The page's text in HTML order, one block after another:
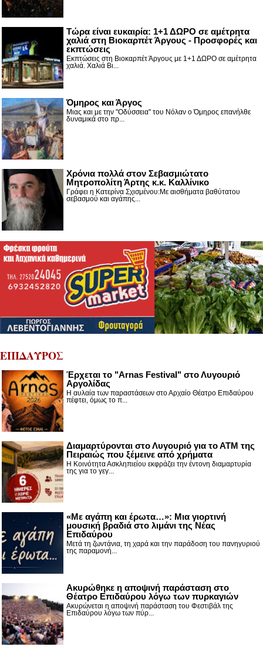
Τώρα είναι ευκαιρία: 1+1 ΔΩΡΟ σε αμέτρητα
χαλιά στη Βιοκαρπέτ Άργους - Προσφορές και
εκπτώσεις
Εκπτώσεις στη Βιοκαρπέτ Άργους με 1+1 ΔΩΡΟ σε αμέτρητα
χαλιά. Χαλιά Βι...
Όμηρος και Άργος
Μιας και με την "Οδύσσεια" του Νόλαν ο Όμηρος επανήλθε
δυναμικά στο πρ...
Χρόνια πολλά στον Σεβασμιώτατο
Μητροπολίτη Άρτης κ.κ. Καλλίνικο
Γράφει η Κατερίνα Σχισμένου:Με αισθήματα βαθύτατου
σεβασμού και αγάπης...
ΕΠΙΔΑΥΡΟΣ
Έρχεται το "Arnas Festival" στο Λυγουριό
Αργολίδας
Η αυλαία των παραστάσεων στο Αρχαίο Θέατρο Επιδαύρου
πέφτει, όμως το π...
Διαμαρτύρονται στο Λυγουριό για το ΑΤΜ της
Πειραιώς που ξέμεινε από χρήματα
Η Κοινότητα Ασκληπιείου εκφράζει την έντονη διαμαρτυρία
της για το γεγ...
«Με αγάπη και έρωτα…»: Μια γιορτινή
μουσική βραδιά στο λιμάνι της Νέας
Επιδαύρου
Μετά τη ζωντάνια, τη χαρά και την παράδοση του πανηγυριού
της παραμονή...
Ακυρώθηκε η αποψινή παράσταση στο
Θέατρο Επιδαύρου λόγω των πυρκαγιών
Ακυρώνεται η αποψινή παράσταση του Φεστιβάλ της
Επιδαύρου λόγω των πύρ...